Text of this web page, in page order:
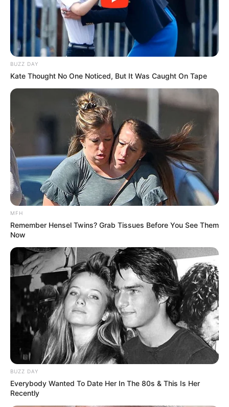
Serem! 9 Chat Ojek Online &
Pelanggan Ini Bikin Auto
Merinding
Bikin Ngakak, 10 Potret
Cosplay Murah Pakai Bahan
BUZZ DAY
Kate Thought No One Noticed, But It Was Caught On Tape
MFH
Remember Hensel Twins? Grab Tissues Before You See Them
Now
BUZZ DAY
Everybody Wanted To Date Her In The 80s & This Is Her
Recently